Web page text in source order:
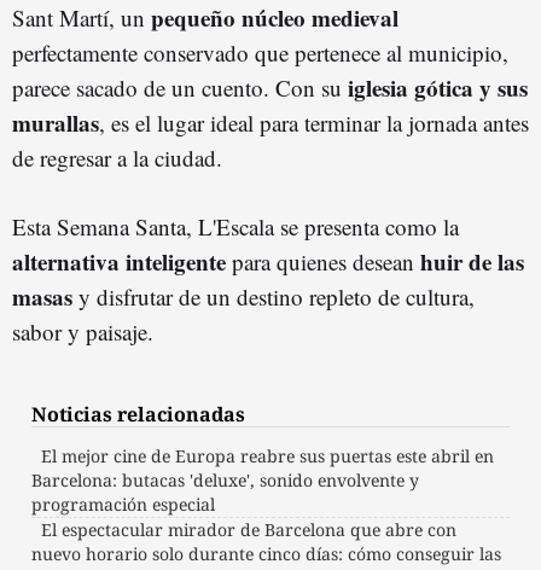
Sant Martí, un pequeño núcleo medieval
perfectamente conservado que pertenece al municipio,
parece sacado de un cuento. Con su iglesia gótica y sus
murallas, es el lugar ideal para terminar la jornada antes
de regresar a la ciudad.
Esta Semana Santa, L'Escala se presenta como la
alternativa inteligente para quienes desean huir de las
masas y disfrutar de un destino repleto de cultura,
sabor y paisaje.
Noticias relacionadas
El mejor cine de Europa reabre sus puertas este abril en
Barcelona: butacas 'deluxe', sonido envolvente y
programación especial
El espectacular mirador de Barcelona que abre con
nuevo horario solo durante cinco días: cómo conseguir las